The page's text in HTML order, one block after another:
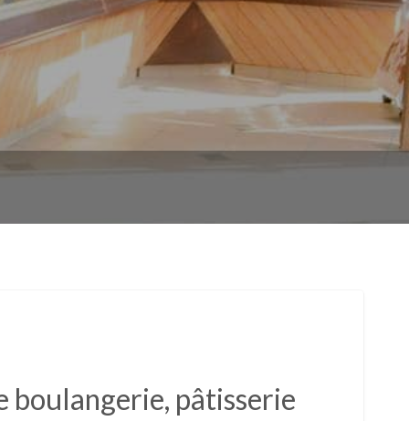
boulangerie, pâtisserie